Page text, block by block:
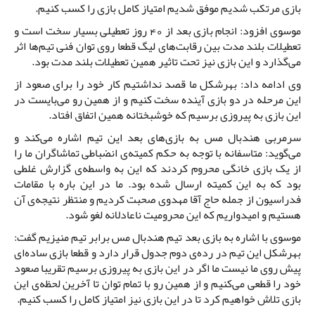
بازی مرتکب شدیم موفق شدیم امتیاز کامل بازی را کسب کنیم.
موسوی افزود: انجام بازی بعد از 40 روز تعطیلی بسیار سخت است و
تعطیلات بلند مدت بین رقابت‌های لیگ قطعا روی توان فنی تیم‌ها اثر
می‌گذارد و این بازی نیز تحت تاثیر همین تعطیلات بلند مدت بود.
وی ادامه داد: بهرشکل ما قصد نداشتیم کار خود را برای صعود از
این مرحله در دو بازی آینده سخت کنیم و از همین رو می‌بایست در
این بازی به پیروزی برسیم که خوشبختانه همین اتفاق افتاد.
سرمربی هندبال مس به بازی‌های بعد این تیم اشاره می‌کند و
می‌گوید: متاسفانه با توجه به حکم کمیته‌ی انضباطی تماشاگران ما را
از یک بازی خانگی محروم کردند که این به واسطه‌ی گزارش غلطی
بود که به این کمیته ارسال شده بود. ما در این باره با مقامات
فدراسیون از جمله حاج آقا مهدوی صحبت کردیم و منتظر نتیجه‌ی آن
هستیم و امیدواریم که این محرومیت ناعادلانه لغو شود.
موسوی با اشاره به بازی بعد تیم هندبال مس برابر تیم منیزیم گفت:
بهرشکل این تیم در رده‌ی دوم جدول قرار دارد و قطعا بازی ساده‌ای
پیش روی ما نیست ما اگر در این بازی به پیروزی برسیم تقریبا صعود
خود را قطعی می‌کنیم و از همین رو با تمام توان تا آخرین لحظه‌ی این
بازی تلاش خواهیم کرد تا در این بازی نیز امتیاز کامل را کسب کنیم.